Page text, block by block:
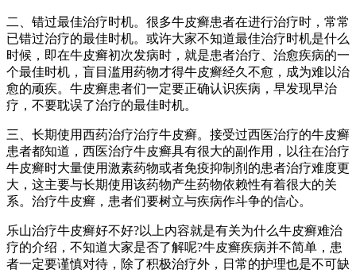
二、错过最佳治疗时机。很多牛皮癣患者在进行治疗时，常常
已错过治疗的最佳时机。或许大家不知道最佳治疗时机是什么
时候，即在牛皮癣初次发病时，就是患者治疗、治愈疾病的一
个最佳时机，盲目滥用药物才得牛皮癣经久不愈，成为难以治
愈的顽疾。牛皮癣患者们一定要正确认识疾病，早发现早治
疗，不要耽误了治疗的最佳时机。
三、长期使用西药治疗治疗牛皮癣。接受过西医治疗的牛皮癣
患者都知道，西医治疗牛皮癣具有很大的副作用，以往在治疗
牛皮癣时大量使用激素药物或者免疫抑制剂的患者治疗难度更
大，这主要与长期使用该药物产生药物依赖性有着很大的关
系。治疗牛皮癣，患者们要树立与疾病作斗争的信心。
乐山治疗牛皮癣好不好?以上内容就是有关为什么牛皮癣难治
疗的介绍，不知道大家是否了解呢?牛皮癣疾病并不简单，患
者一定要谨慎对待，除了积极治疗外，日常的护理也是不可缺